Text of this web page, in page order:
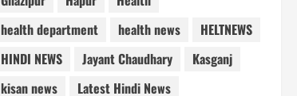
health department
health news
HELTNEWS
HINDI NEWS
Jayant Chaudhary
Kasganj
kisan news
Latest Hindi News